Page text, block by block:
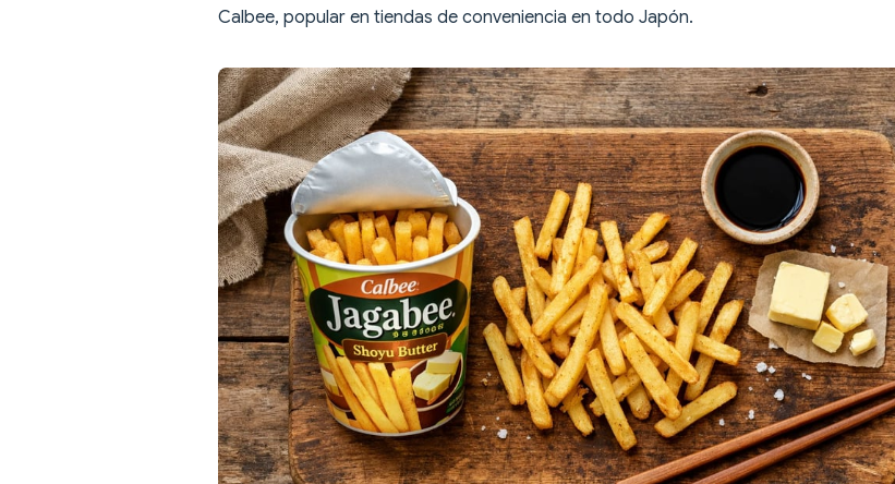
Calbee, popular en tiendas de conveniencia en todo Japón.